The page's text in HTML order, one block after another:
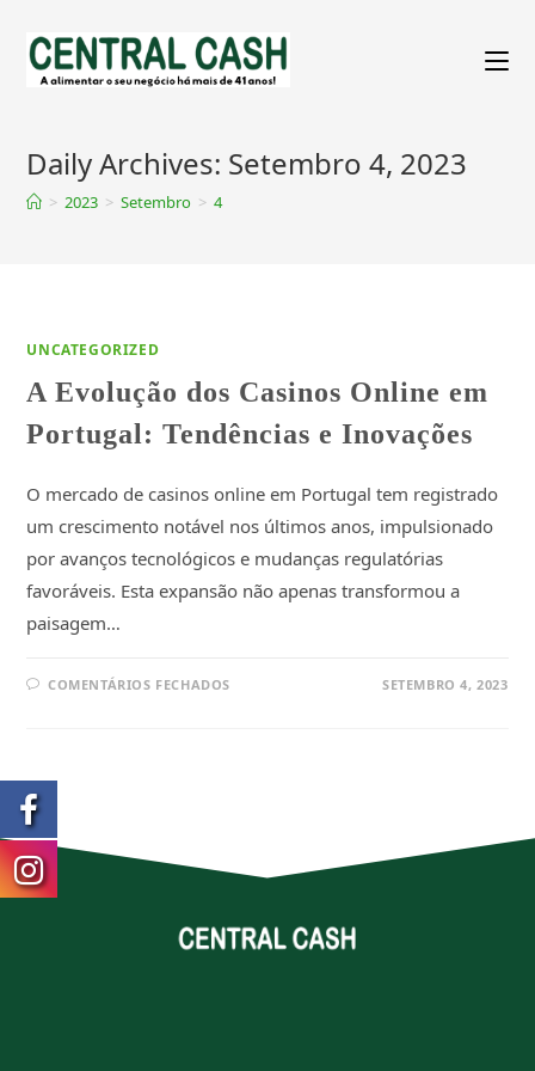
Daily Archives: Setembro 4, 2023
> 2023 > Setembro > 4
UNCATEGORIZED
A Evolução dos Casinos Online em
Portugal: Tendências e Inovações
O mercado de casinos online em Portugal tem registrado
um crescimento notável nos últimos anos, impulsionado
por avanços tecnológicos e mudanças regulatórias
favoráveis. Esta expansão não apenas transformou a
paisagem…
COMENTÁRIOS FECHADOS SETEMBRO 4, 2023